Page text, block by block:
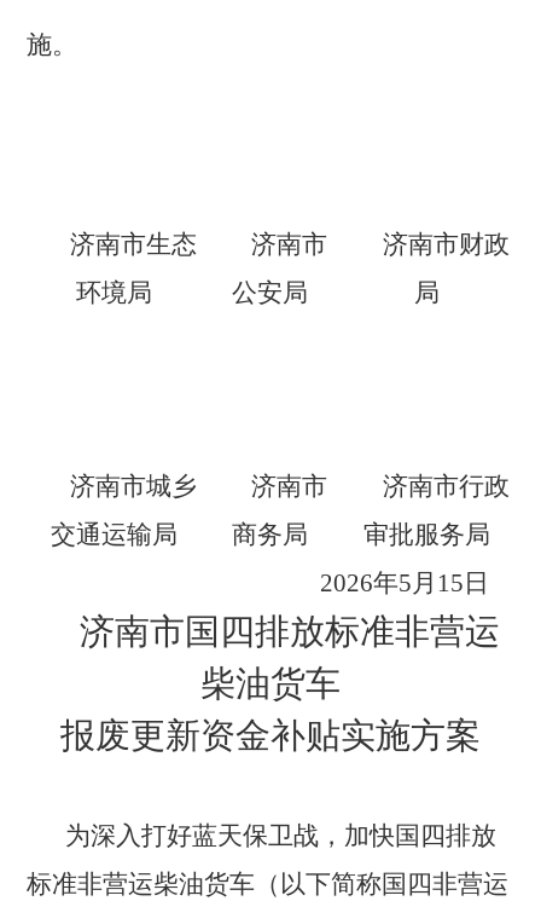
施。
济南市生态
环境局
济南市
公安局
济南市财政
局
济南市城乡
交通运输局
济南市
商务局
济南市行政
审批服务局
2026年5月 15 日
济南市国四排放标准非营运
柴油货车
报废更新资金补贴实施方案
为深入打好蓝天保卫战，加快国四排放
标准非营运柴油货车（以下简称国四非营运